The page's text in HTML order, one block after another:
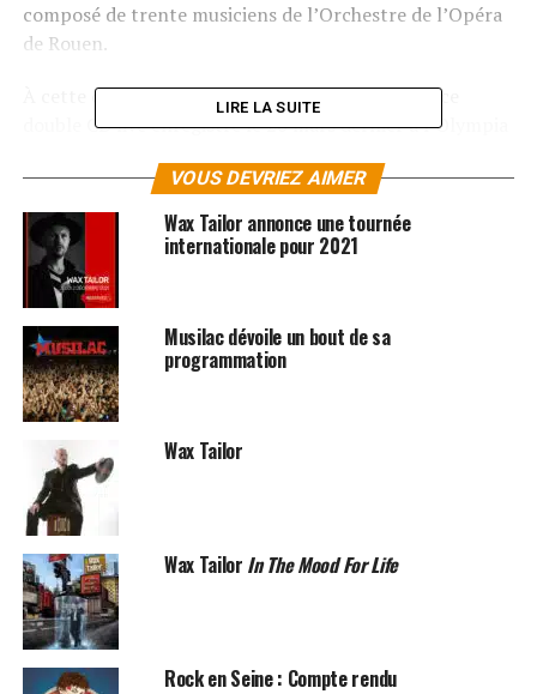
composé de trente musiciens de l’Orchestre de l’Opéra
de Rouen.
À cette occasion, re-découvrez Wax Tailor dans ce
double CD live enregistré le 26 mars dernier à l’Olympia
(Charlotte Savary, ASM, Mattic, Voice, Ali Harter…).
L’album « Live A l’Olympia » de Wax Tailor inclus un
DVD bonus avec l’intégralité du concert en images ainsi
qu’un documentaire intitulé « Wax on the road » réalisé
par Pierre Jampy, témoignage ultime de la tournée «
the mood for live« , qui faisait suite à l’album du même
nom, sorti en septembre 2009.
LIRE LA SUITE
VOUS DEVRIEZ AIMER
Wax Tailor annonce une tournée
internationale pour 2021
Musilac dévoile un bout de sa
programmation
Wax Tailor
Wax Tailor In The Mood For Life
Rock en Seine : Compte rendu